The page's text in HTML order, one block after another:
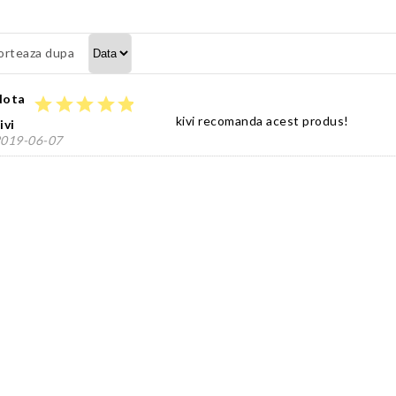
dupa
starstarstarstarstar
06-07
kivi recomanda acest produs!